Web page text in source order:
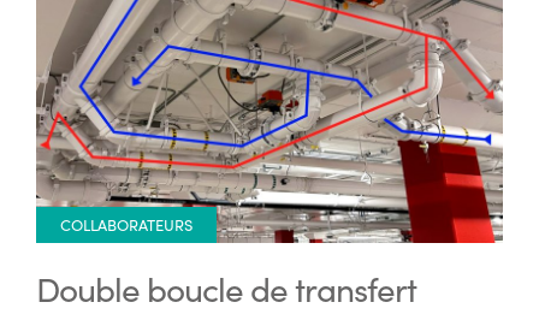
COLLABORATEURS
Double boucle de transfert